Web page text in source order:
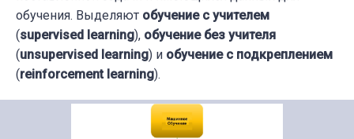
обучения. Выделяют обучение с учителем
(supervised learning), обучение без учителя
(unsupervised learning) и обучение с подкреплением
(reinforcement learning).